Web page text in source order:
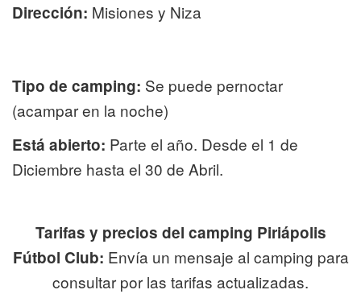
Dirección: Misiones y Niza
Tipo de camping: Se puede pernoctar
(acampar en la noche)
Está abierto: Parte el año. Desde el 1 de
Diciembre hasta el 30 de Abril.
Tarifas y precios del camping Piriápolis
Fútbol Club: Envía un mensaje al camping para
consultar por las tarifas actualizadas.